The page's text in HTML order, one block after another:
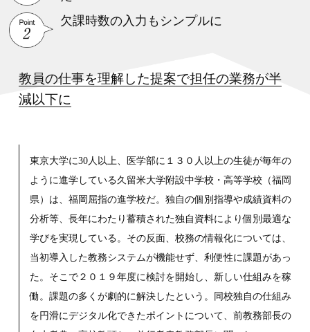
欠課時数の入力もシンプルに
教員の仕事を理解した提案で担任の業務が半
減以下に
東京大学に30人以上、医学部に１３０人以上の生徒が毎年の
ように進学している久留米大学附設中学校・高等学校（福岡
県）は、福岡屈指の進学校だ。独自の個別指導や成績資料の
分析等、長年にわたり蓄積された独自資料により個別最適な
学びを実現している。その反面、校務の情報化については、
当初導入した教務システムが機能せず、利便性に課題があっ
た。そこで２０１９年度に検討を開始し、新しい仕組みを稼
働。課題の多くが劇的に解決したという。同校独自の仕組み
を円滑にデジタル化できたポイントについて、前教務部長の